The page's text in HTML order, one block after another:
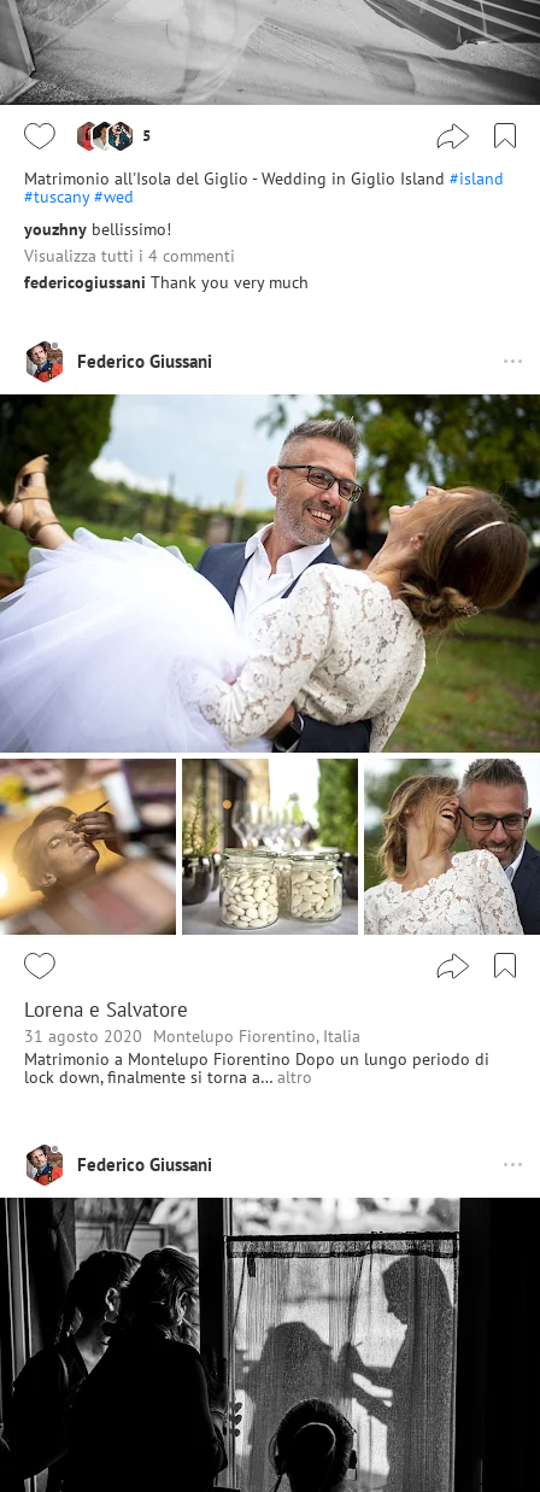
5
Matrimonio all'Isola del Giglio - Wedding in Giglio Island #island
#tuscany #wed
youzhny bellissimo!
Visualizza tutti i 4 commenti
federicogiussani Thank you very much
Federico Giussani
Lorena e Salvatore
31 agosto 2020
Montelupo Fiorentino, Italia
Matrimonio a Montelupo Fiorentino Dopo un lungo periodo di
lock down, finalmente si torna a… altro
Federico Giussani